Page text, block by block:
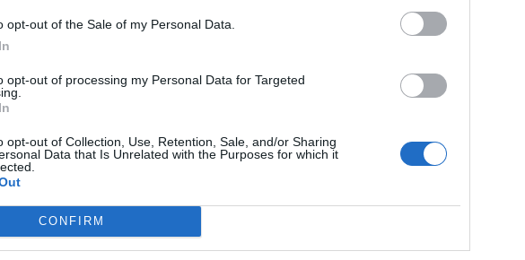
opt-out of the Sale of my Personal Data.
opt-out of processing my Personal Data for Targeted
opt-out of Collection, Use, Retention, Sale, and/or Sharing
Data that Is Unrelated with the Purposes for which it
CONFIRM
ανεξαρτήτως ηλικίας και
απολαυστική και βιωματική
να γνωρίσουν ακόμη περισσότερο την
θα δοθεί στις 09: από τον Δημοτικό
δρόμο οι συμμετέχοντες και οι
επίσης στον
12:00 θα λάβει χώρα και η τελετή των
και τις συμμετέχουσες για
την ανάγκη τήρησης των